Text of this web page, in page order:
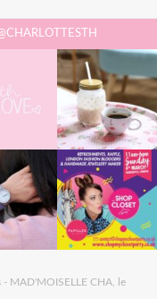
MAD'MOISELLE CHA, le